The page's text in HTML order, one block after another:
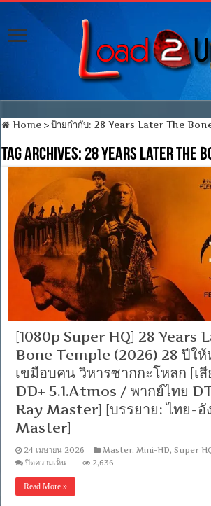
Home > ป้ายกำกับ:28 Years Later The
Tag Archives: 28 Years Later The
[1080p Super HQ] 28 Years
Bone Temple (2026) 28 ปีให้
เขมือบคน วิหารซากกะโหลก [เ
DD+ 5.1.Atmos / พากย์ไทย
Ray Master] [บรรยาย: ไทย-อั
Master]
24 เมษายน 2026 Master,Mini-HD,Super
ปิดความเห็นบน
HQ]
2,636
Read More »